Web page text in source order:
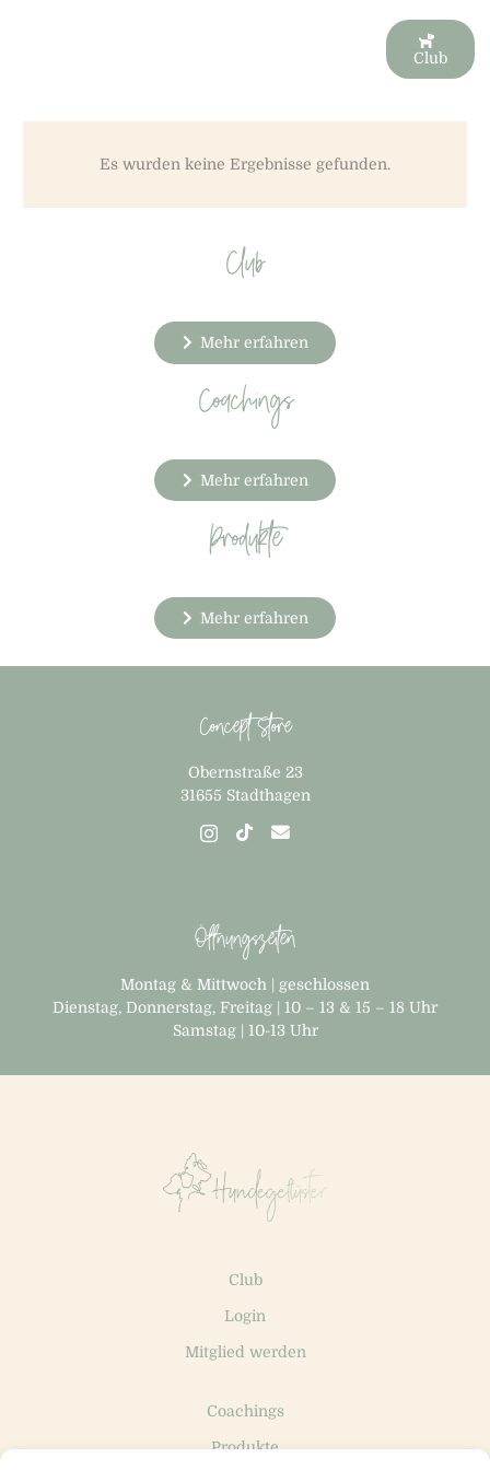
Club
Es wurden keine Ergebnisse gefunden.
Club
Mehr erfahren
Coachings
Mehr erfahren
Produkte
Mehr erfahren
Concept Store
Obernstraße 23
31655 Stadthagen
Öffnungszeiten
Montag & Mittwoch | geschlossen
Dienstag, Donnerstag, Freitag | 10 – 13 & 15 – 18 Uhr
Samstag | 10-13 Uhr
Club
Login
Mitglied werden
Coachings
Produkte